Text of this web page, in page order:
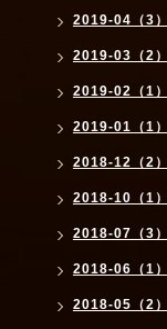
2019-04（3）
2019-03（2）
2019-02（1）
2019-01（1）
2018-12（2）
2018-10（1）
2018-07（3）
2018-06（1）
2018-05（2）